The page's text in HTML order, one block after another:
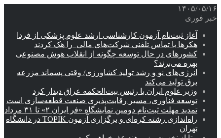
۱۴۰۵/۰۵/۱۶
خبر فوری
آغاز ثبت‌نام‌ آزمون کارشناسی ارشد علوم پزشکی از فردا
هکرها با تماس تلفنی شرکت‌های مالی را هک کردند
کشورهای در حال توسعه چگونه از انقلاب هوش مصنوعی
بهره می‌برند؟
انرژی‌های نو و رشد تولید کشاورزی/ وقتی پسماند مزرعه‌
برق تولید می‌کند
وزیر علوم ایران با رئیس بیت‌الحکمه عراق دیدار کرد
توسعه فناوری، مسیر رقابت‌پذیری صنعت قطعه‌سازی است
تمدید مهلت ثبت‌نام دومین نمایشگاه «فر ایران ۲» تا ۳۱ مرداد
راه‌اندازی رشته کره‌ای و برگزاری آزمون TOPIK در دانشگاه
تهران